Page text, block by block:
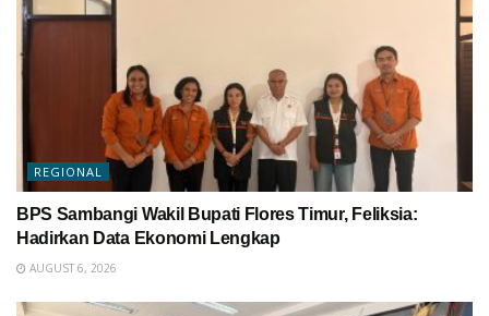
REGIONAL
BPS Sambangi Wakil Bupati Flores Timur, Feliksia:
Hadirkan Data Ekonomi Lengkap
AUGUST 6, 2026